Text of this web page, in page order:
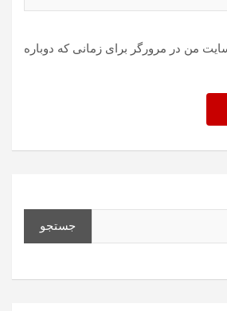
من در مرورگر برای زمانی که دوباره
جستجو